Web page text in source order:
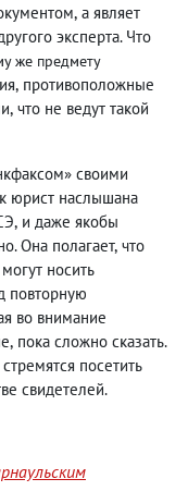
, а являет
эксперта. Что
же предмету
, противоположные
, что не ведут такой
своими
юрист наслышана
, и даже якобы
Она полагает, что
могут носить
повторную
во внимание
, пока сложно сказать.
посетить
свидетелей.